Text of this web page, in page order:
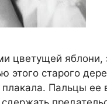
цветущей яблони,
этого старого
Пальцы ее